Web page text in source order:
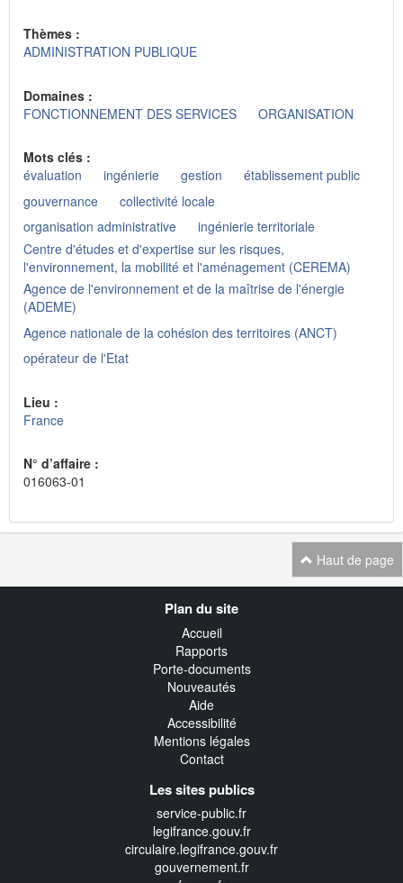
Thèmes :
ADMINISTRATION PUBLIQUE
Domaines :
FONCTIONNEMENT DES SERVICES
ORGANISATION
Mots clés :
évaluation
ingénierie gestion
établissement public
gouvernance
collectivité locale
organisation administrative
ingénierie territoriale
Centre d'études et d'expertise sur les risques,
l'environnement, la mobilité et l'aménagement (CEREMA)
Agence de l'environnement et de la maîtrise de l'énergie
(ADEME)
Agence nationale de la cohésion des territoires (ANCT)
opérateur de l'Etat
Lieu :
France
N° d’affaire :
016063-01
Haut de page
Plan du site
Accueil
Rapports
Porte-documents
Nouveautés
Aide
Accessibilité
Mentions légales
Contact
Les sites publics
service-public.fr
legifrance.gouv.fr
circulaire.legifrance.gouv.fr
gouvernement.fr